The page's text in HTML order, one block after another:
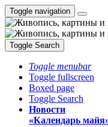
Toggle navigation
Toggle Search
Toggle menubar
Toggle fullscreen
Boxed page
Toggle Search
Новости
«Календарь